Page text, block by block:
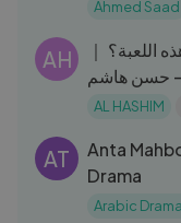
Ahmed Saad
AH
اللعبة؟ ｜
حسن هاشم
AL HASHIM
AT
Anta
Drama
Arabic